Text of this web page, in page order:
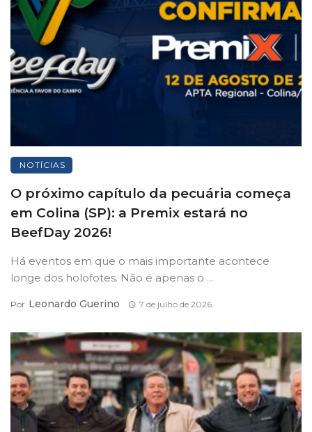
NOTÍCIAS
O próximo capítulo da pecuária começa
em Colina (SP): a Premix estará no
BeefDay 2026!
Há eventos em que o mais importante acontece
longe dos holofotes. Não é apenas o ...
Por Leonardo Guerino 7 de julho de 2026